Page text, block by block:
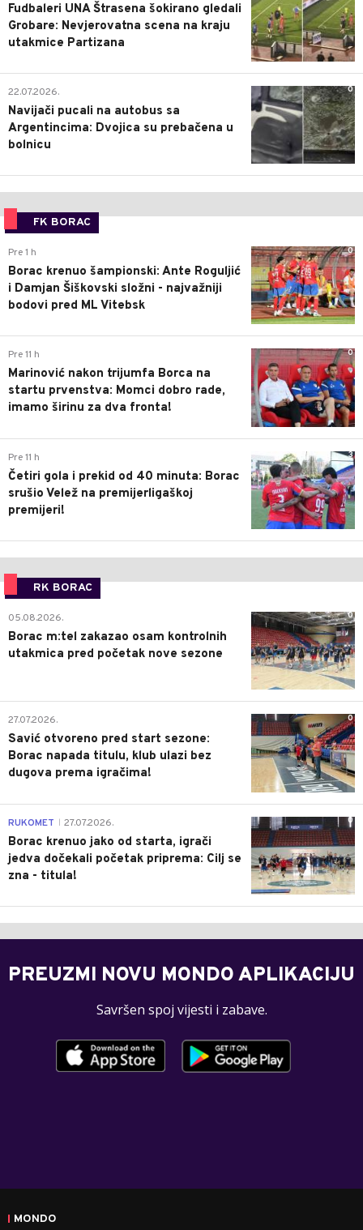
Fudbaleri UNA Štrasena šokirano gledali
Grobare: Nevjerovatna scena na kraju
utakmice Partizana
0
22.07.2026.
Navijači pucali na autobus sa
Argentincima: Dvojica su prebačena u
bolnicu
FK BORAC
0
Pre 1 h
Borac krenuo šampionski: Ante Roguljić
i Damjan Šiškovski složni - najvažniji
bodovi pred ML Vitebsk
0
Pre 11 h
Marinović nakon trijumfa Borca na
startu prvenstva: Momci dobro rade,
imamo širinu za dva fronta!
3
Pre 11 h
Četiri gola i prekid od 40 minuta: Borac
srušio Velež na premijerligaškoj
premijeri!
RK BORAC
0
05.08.2026.
Borac m:tel zakazao osam kontrolnih
utakmica pred početak nove sezone
0
27.07.2026.
Savić otvoreno pred start sezone:
Borac napada titulu, klub ulazi bez
dugova prema igračima!
0
RUKOMET 27.07.2026.
Borac krenuo jako od starta, igrači
jedva dočekali početak priprema: Cilj se
zna - titula!
PREUZMI NOVU MONDO APLIKACIJU
Savršen spoj vijesti i zabave.
MONDO